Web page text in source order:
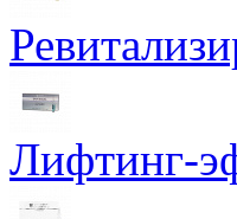
Лифтинг-